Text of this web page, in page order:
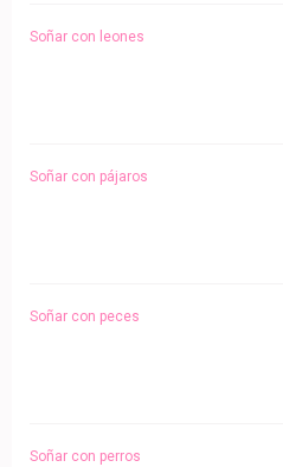
Soñar con leones
Soñar con pájaros
Soñar con peces
Soñar con perros